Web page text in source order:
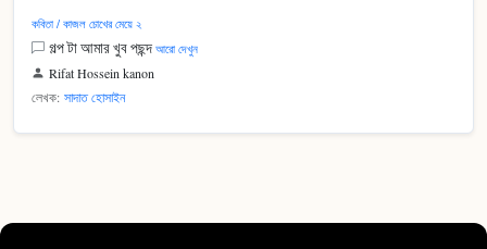
কবিতা / কাজল চোখের মেয়ে ২
গল্প টা আমার খুব পছন্দ আরো দেখুন
Rifat Hossein kanon
লেখক: সাদাত হোসাইন